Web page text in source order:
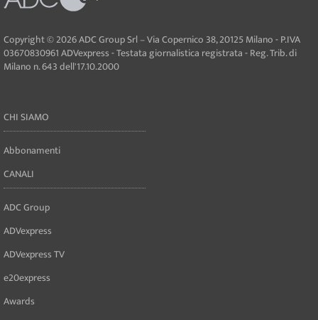
Copyright © 2026 ADC Group Srl – Via Copernico 38, 20125 Milano - P.IVA
03670830961 ADVexpress - Testata giornalistica registrata - Reg. Trib. di
Milano n. 643 dell'17.10.2000
CHI SIAMO
Abbonamenti
CANALI
ADC Group
ADVexpress
ADVexpress TV
e20express
Awards